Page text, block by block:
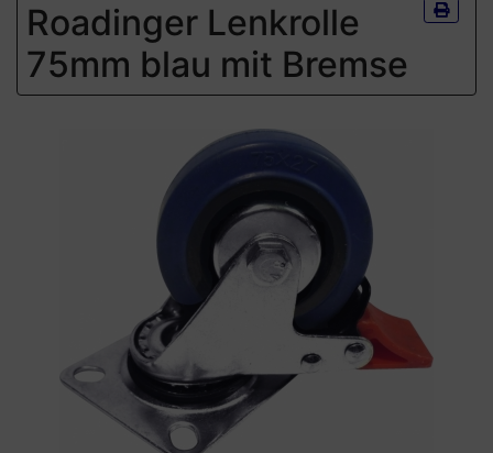
Roadinger Lenkrolle
75mm blau mit Bremse